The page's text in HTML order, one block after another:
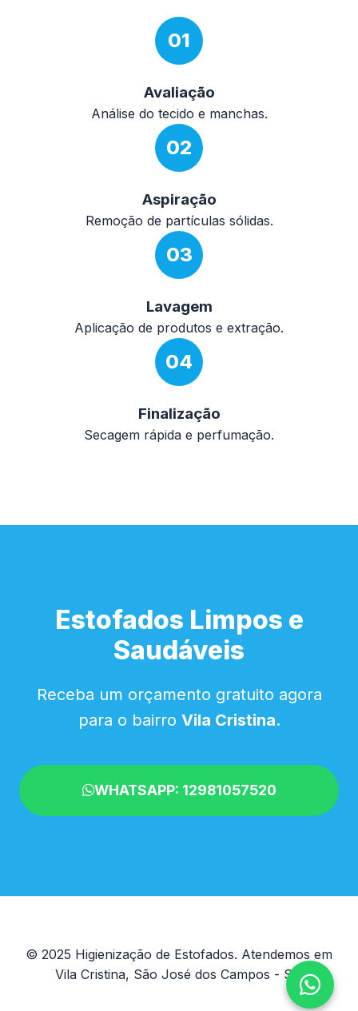
01
Avaliação
Análise do tecido e manchas.
02
Aspiração
Remoção de partículas sólidas.
03
Lavagem
Aplicação de produtos e extração.
04
Finalização
Secagem rápida e perfumação.
Estofados Limpos e
Saudáveis
Receba um orçamento gratuito agora
para o bairro Vila Cristina.
WHATSAPP: 12981057520
© 2025 Higienização de Estofados. Atendemos em
Vila Cristina, São José dos Campos - SP.